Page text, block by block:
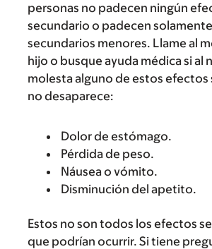
personas no padecen ningún
secundario o padecen
secundarios menores. Llame al
hijo o busque ayuda médica si al
molesta alguno de estos efectos
no desaparece:
Dolor de estómago.
Pérdida de peso.
Náusea o vómito.
Disminución del apetito.
Estos no son todos los efectos
que podrían ocurrir. Si tiene